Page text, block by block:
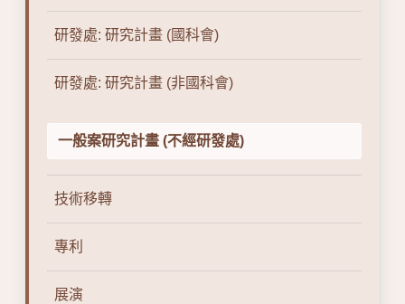
研發處: 研究計畫 (國科會)
研發處: 研究計畫 (非國科會)
一般案研究計畫 (不經研發處)
技術移轉
專利
展演